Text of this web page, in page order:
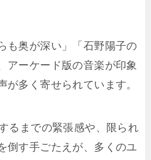
も奥が深い」「石野陽子の
アーケード版の音楽が印象
が多く寄せられています。
るまでの緊張感や、限られ
倒す手ごたえが、多くのユ